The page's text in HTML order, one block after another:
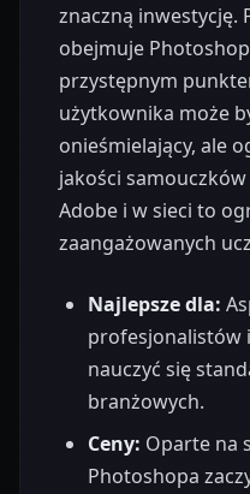
znaczną
obejmuje
przystępnym
użytkownika może
onieśmielający, ale
jakości
Adobe i w sieci to
zaangażowanych
Najlepsze dla:
profesjonalistów
nauczyć się
branżowych.
Ceny: Oparte na
Photoshopa